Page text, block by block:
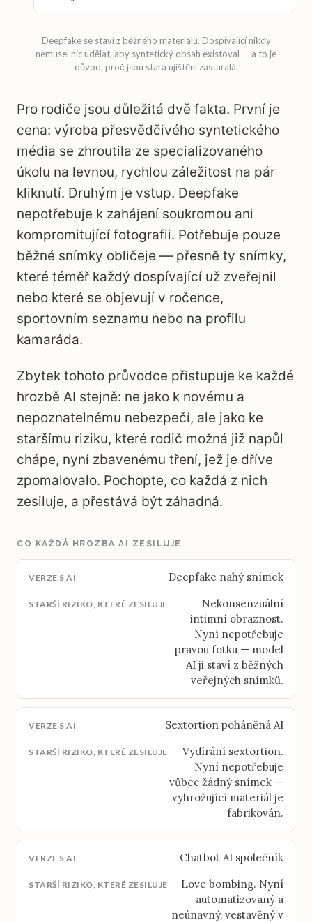
Deepfake se staví z běžného materiálu. Dospívající nikdy
nemusel nic udělat, aby syntetický obsah existoval — a to je
důvod, proč jsou stará ujištění zastaralá.
Pro rodiče jsou důležitá dvě fakta. První je
cena: výroba přesvědčivého syntetického
média se zhroutila ze specializovaného
úkolu na levnou, rychlou záležitost na pár
kliknutí. Druhým je vstup. Deepfake
nepotřebuje k zahájení soukromou ani
kompromitující fotografii. Potřebuje pouze
běžné snímky obličeje — přesně ty snímky,
které téměř každý dospívající už zveřejnil
nebo které se objevují v ročence,
sportovním seznamu nebo na profilu
kamaráda.
Zbytek tohoto průvodce přistupuje ke každé
hrozbě AI stejně: ne jako k novému a
nepoznatelnému nebezpečí, ale jako ke
staršímu riziku, které rodič možná již napůl
chápe, nyní zbavenému tření, jež je dříve
zpomalovalo. Pochopte, co každá z nich
zesiluje, a přestává být záhadná.
CO KAŽDÁ HROZBA AI ZESILUJE
Deepfake nahý snímek
Nekonsenzuální
intimní obraznost.
Nyní nepotřebuje
pravou fotku — model
AI ji staví z běžných
veřejných snímků.
Sextortion poháněná AI
Vydírání sextortion.
Nyní nepotřebuje
vůbec žádný snímek —
vyhrožující materiál je
fabrikován.
Chatbot AI společník
Love bombing. Nyní
automatizovaný a
neúnavný, vestavěný v